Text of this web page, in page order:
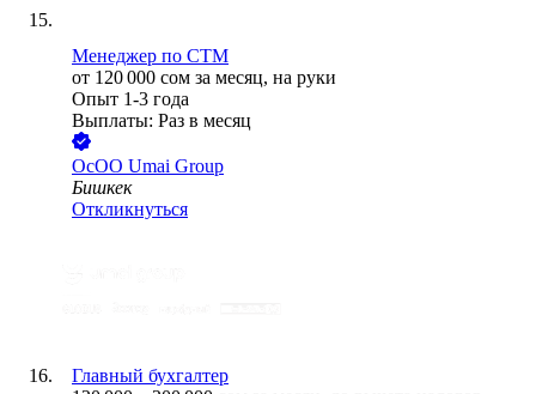
Менеджер по СТМ
от 120 000 сом за месяц, на руки
Опыт 1-3 года
Выплаты: Раз в месяц
ОсОО Umai Group
Бишкек
Откликнуться
Главный бухгалтер